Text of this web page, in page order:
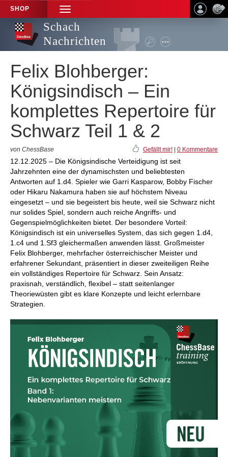
SHOP
TOGGLE
NAVIGATION
Schach
Nachrichten
Felix Blohberger:
Königsindisch – Ein
komplettes Repertoire für
Schwarz Teil 1 & 2
von ChessBase Gefällt mir! 0 Kommentare
12.12.2025 – Die Königsindische Verteidigung ist seit
Jahrzehnten eine der dynamischsten und beliebtesten
Antworten auf 1.d4. Spieler wie Garri Kasparow, Bobby Fischer
oder Hikaru Nakamura haben sie auf höchstem Niveau
eingesetzt – und sie begeistert bis heute, weil sie Schwarz nicht
nur solides Spiel, sondern auch reiche Angriffs- und
Gegenspielmöglichkeiten bietet. Der besondere Vorteil:
Königsindisch ist ein universelles System, das sich gegen 1.d4,
1.c4 und 1.Sf3 gleichermaßen anwenden lässt. Großmeister
Felix Blohberger, mehrfacher österreichischer Meister und
erfahrener Sekundant, präsentiert in dieser zweiteiligen Reihe
ein vollständiges Repertoire für Schwarz. Sein Ansatz:
praxisnah, verständlich, flexibel – statt seitenlanger
Theoriewüsten gibt es klare Konzepte und leicht erlernbare
Strategien.